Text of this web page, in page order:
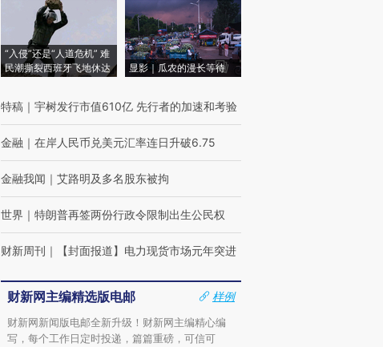
“入侵”还是“人道危机” 难
民潮撕裂西班牙飞地休达
显影｜瓜农的漫长等待
特稿 ｜ 宇树发行市值610亿 先行者的加速和考验
金融 ｜ 在岸人民币兑美元汇率连日升破6.75
金融我闻 ｜ 艾路明及多名股东被拘
世界 ｜ 特朗普再签两份行政令限制出生公民权
财新周刊 ｜ 【封面报道】电力现货市场元年突进
财新网主编精选版电邮
样例
财新网新闻版电邮全新升级！财新网主编精心编
写，每个工作日定时投递，篇篇重磅，可信可